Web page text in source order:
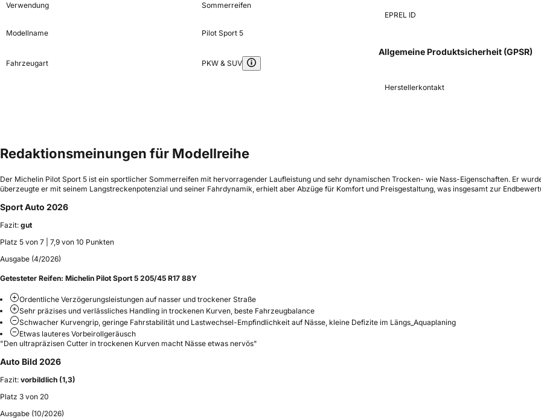
Verwendung Sommerreifen
Modellname Pilot Sport 5
Fahrzeugart PKW & SUV
EPREL ID
Allgemeine Produktsicherheit (GPSR)
Herstellerkontakt
Redaktionsmeinungen für Modellreihe
Der Michelin Pilot Sport 5 ist ein sportlicher Sommerreifen mit hervorragender Laufleistung und sehr dynamischen Trocken- wie Nass-Eigenschaften. Er
überzeugte er mit seinem Langstreckenpotenzial und seiner Fahrdynamik, erhielt aber Abzüge für Komfort und Preisgestaltung, was insgesamt zur
Sport Auto 2026
Fazit: gut
Platz 5 von 7 | 7,9 von 10 Punkten
Ausgabe (4/2026)
Getesteter Reifen: Michelin Pilot Sport 5 205/45 R17 88Y
Ordentliche Verzögerungsleistungen auf nasser und trockener Straße
Sehr präzises und verlässliches Handling in trockenen Kurven, beste Fahrzeugbalance
Schwacher Kurvengrip, geringe Fahrstabilität und Lastwechsel-Empfindlichkeit auf Nässe, kleine Defizite im Längs_Aquaplaning
Etwas lauteres Vorbeirollgeräusch
"Den ultrapräzisen Cutter in trockenen Kurven macht Nässe etwas nervös"
Auto Bild 2026
Fazit: vorbildlich (1,3)
Platz 3 von 20
Ausgabe (10/2026)